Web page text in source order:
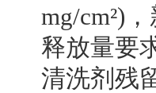
mg/cm²)
释放量要
清洗剂残